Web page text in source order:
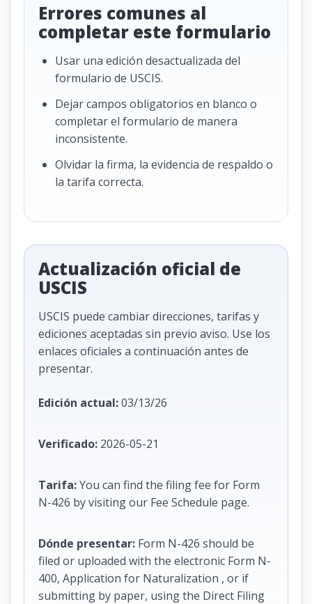
Errores comunes al
completar este formulario
Usar una edición desactualizada del
formulario de USCIS.
Dejar campos obligatorios en blanco o
completar el formulario de manera
inconsistente.
Olvidar la firma, la evidencia de respaldo o
la tarifa correcta.
Actualización oficial de
USCIS
USCIS puede cambiar direcciones, tarifas y
ediciones aceptadas sin previo aviso. Use los
enlaces oficiales a continuación antes de
presentar.
Edición actual:03/13/26
Verificado: 2026-05-21
Tarifa:You can find the filing fee for Form
N-426 by visiting our Fee Schedule page.
Dónde presentar: Form N-426 should be
filed or uploaded with the electronic Form N-
400, Application for Naturalization , or if
submitting by paper, using the Direct Filing